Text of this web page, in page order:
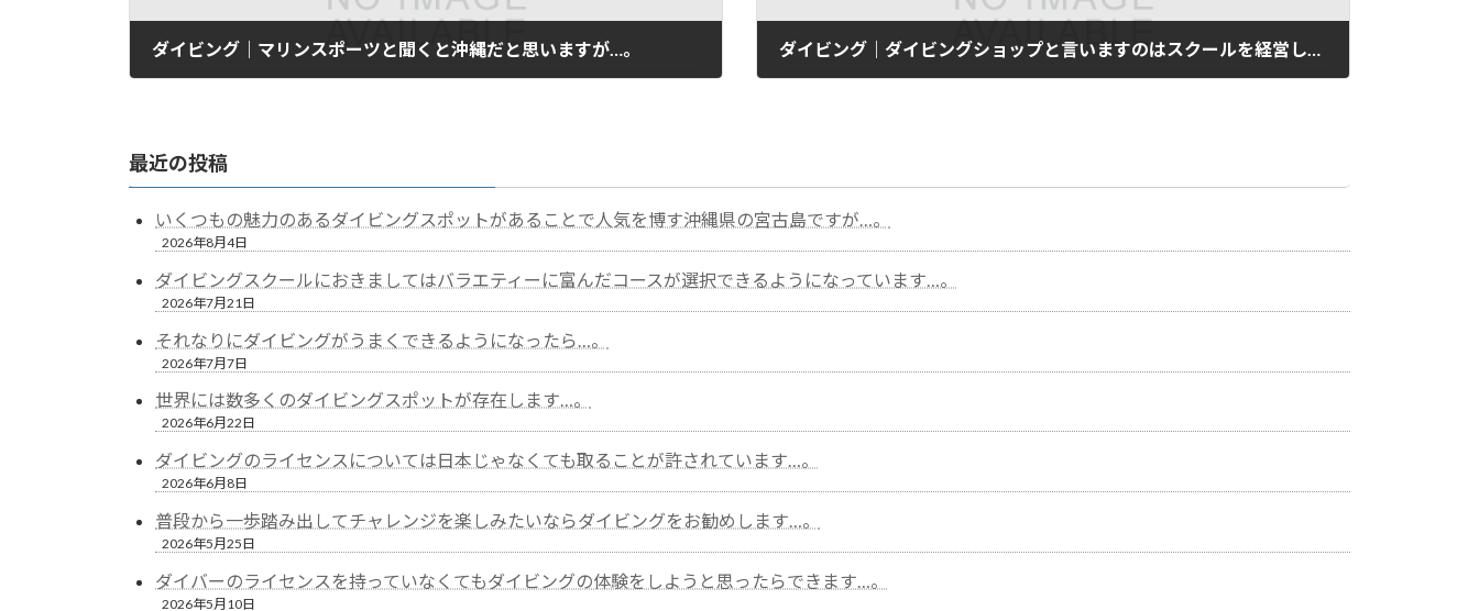
ダイビング｜マリンスポーツと聞くと沖縄だと思いますが…。
最近の投稿
いくつもの魅力のあるダイビングスポットがあることで人気を博す沖縄県の宮古島ですが…。
2026年8月4日
ダイビングスクールにおきましてはバラエティーに富んだコースが選択できるようになっています…。
2026年7月21日
それなりにダイビングがうまくできるようになったら…。
2026年7月7日
世界には数多くのダイビングスポットが存在します…。
2026年6月22日
ダイビングのライセンスについては日本じゃなくても取ることが許されています…。
2026年6月8日
普段から一歩踏み出してチャレンジを楽しみたいならダイビングをお勧めします…。
2026年5月25日
ダイバーのライセンスを持っていなくてもダイビングの体験をしようと思ったらできます…。
2026年5月10日